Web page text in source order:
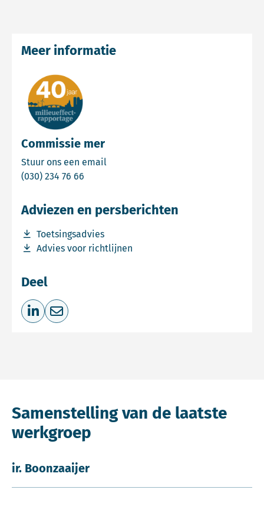
Commissie mer
Stuur ons een email
(030) 234 76 66
Meer informatie
Adviezen en persberichten
Toetsingsadvies
Download bestand Toetsingsadvies
Advies voor richtlijnen
Download bestand Advies voor richtlijnen
Deel
Deel op LinkedIn
Deel via e-mail
Samenstelling van de laatste
werkgroep
ir. Boonzaaijer